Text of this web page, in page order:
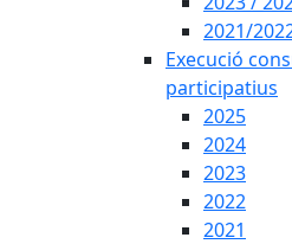
2021/
Execució
participatius
2025
2024
2023
2022
2021